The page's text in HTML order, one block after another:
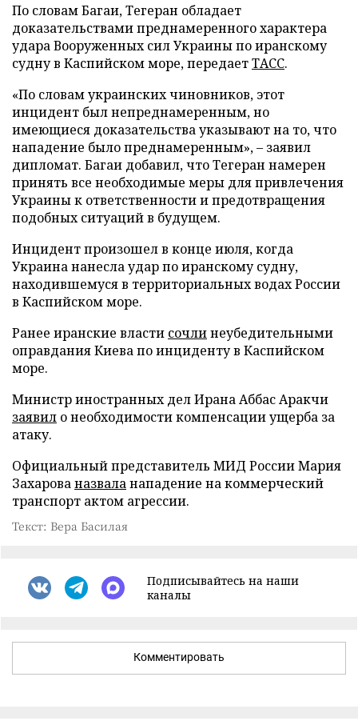
По словам Багаи, Тегеран обладает
доказательствами преднамеренного характера
удара Вооруженных сил Украины по иранскому
судну в Каспийском море, передаетТАСС.
«По словам украинских чиновников, этот
инцидент был непреднамеренным, но
имеющиеся доказательства указывают на то, что
нападение было преднамеренным», – заявил
дипломат. Багаи добавил, что Тегеран намерен
принять все необходимые меры для привлечения
Украины к ответственности и предотвращения
подобных ситуаций в будущем.
Инцидент произошел в конце июля, когда
Украина нанесла удар по иранскому судну,
находившемуся в территориальных водах России
в Каспийском море.
Ранее иранские власти сочлинеубедительными
оправдания Киева по инциденту в Каспийском
море.
Министр иностранных дел Ирана Аббас Аракчи
заявил о необходимости компенсации ущерба за
атаку.
Официальный представитель МИД России Мария
Захарованазваланападение на коммерческий
транспорт актом агрессии.
Текст: Вера Басилая
Подписывайтесь на наши
каналы
Комментировать